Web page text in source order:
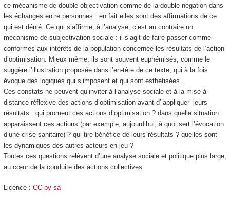
ce mécanisme de double objectivation comme de la double négation dans
les échanges entre personnes : en fait elles sont des affirmations de ce
qui est dénié. Ce qui s’affirme, à l’analyse, c’est au contraire un
mécanisme de subjectivation sociale : il s’agit de faire passer comme
conformes aux intérêts de la population concernée les résultats de l’action
d’optimisation. Mieux même, ils sont souvent euphémisés, comme le
suggère l’illustration proposée dans l’en-tête de ce texte, qui à la fois
évoque des logiques qui s’imposent et qui sont esthétisées.
Ces constats ne peuvent qu’inviter à l’analyse sociale et à la mise à
distance réflexive des actions d’optimisation avant d’’appliquer’ leurs
résultats : qui promeut ces actions d’optimisation ? dans quelle situation
apparaissent ces actions (par exemple, aujourd’hui, à quoi sert l’évocation
d’une crise sanitaire) ? qui tire bénéfice de leurs résultats ? quelles sont
les dynamiques des autres acteurs en jeu ?
Toutes ces questions relèvent d’une analyse sociale et politique plus large,
au cœur de la conduite des actions collectives.
Licence : CC by-sa